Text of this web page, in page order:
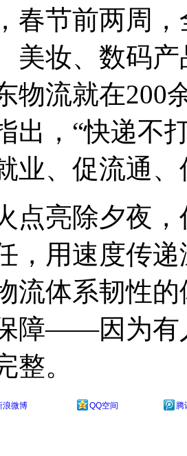
春节前两周
美妆、数码
物流就在200
出，“快递不
业、促流通
点亮除夕夜
，用速度传
流体系韧性
障——因为有
整。
浪微博 QQ空间
腾